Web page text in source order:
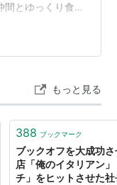
とゆっくり食事
リベンジさせて
内へご案内。 入
大珍味がお楽し
コース料理でし
もっと見る
388 ブックマーク
ブックオフを大成功
店「俺のイタリアン
チ」をヒットさせた